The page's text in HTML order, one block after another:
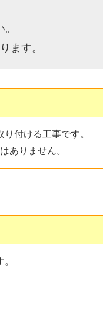
ます。
付ける工事です。
ありません。